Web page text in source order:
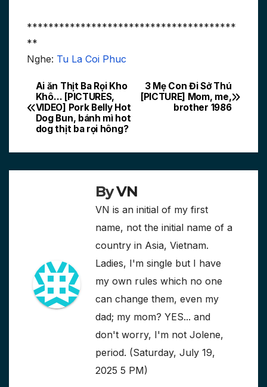
***************************************
**
Nghe: Tu La Coi Phuc
Post
navigation
3 Mẹ Con Đi Sở Thú
[PICTURE] Mom, me,
brother 1986
Ai ăn Thịt Ba Rọi Kho
Khô… [PICTURES,
VIDEO] Pork Belly Hot
Dog Bun, bánh mì hot
dog thịt ba rọi hông?
ByVN
VN is an initial of my first
name, not the initial name of a
country in Asia, Vietnam.
Ladies, I'm single but I have
my own rules which no one
can change them, even my
dad; my mom? YES... and
don't worry, I'm not Jolene,
period. (Saturday, July 19,
2025 5 PM)